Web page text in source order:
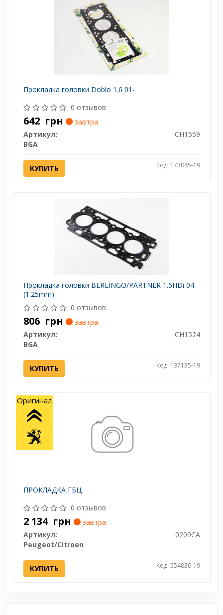
Прокладка головки Doblo 1.6 01-
0 отзывов
642 грн
завтра
Артикул:
CH1559
BGA
КУПИТЬ Код: 173085-19
Прокладка головки BERLINGO/PARTNER 1.6HDi 04-
(1.25mm)
0 отзывов
806 грн
завтра
Артикул:
CH1524
BGA
КУПИТЬ Код: 137135-19
ПРОКЛАДКА ГБЦ
0 отзывов
2 134 грн
завтра
Артикул:
0209CA
Peugeot/Citroen
КУПИТЬ Код: 554830-19
Оригинал